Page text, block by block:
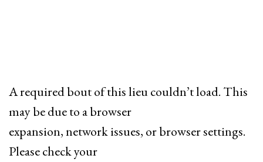
A required bout of this lieu couldn’t load. This
may be due to a browser
expansion, network issues, or browser settings.
Please check your